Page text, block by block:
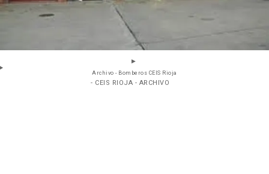
Archivo - Bomberos CEIS Rioja
- CEIS RIOJA - ARCHIVO